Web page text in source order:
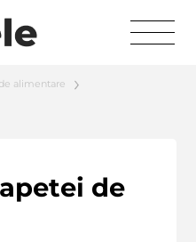
alimentare
de